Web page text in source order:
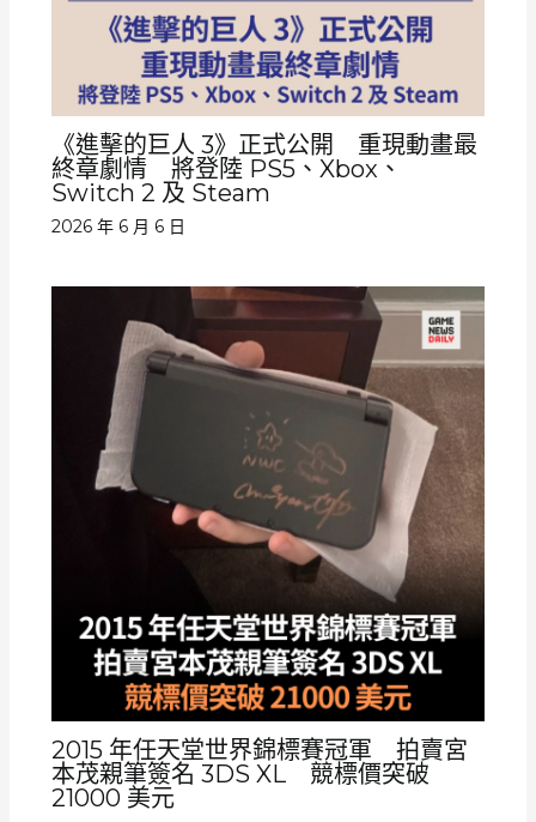
《進擊的巨人 3》正式公開 重現動畫最
終章劇情 將登陸 PS5、Xbox、
Switch 2 及 Steam
2026 年 6 月 6 日
2015 年任天堂世界錦標賽冠軍 拍賣宮
本茂親筆簽名 3DS XL 競標價突破
21000 美元